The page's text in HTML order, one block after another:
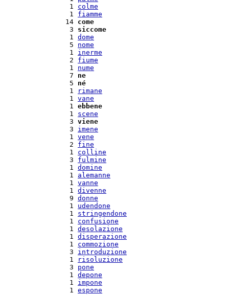
  1
colme
  1
fiamme
14 come
  3
siccome
  1
dome
  5
nome
  1
inerme
  2
fiume
  1
nume
  7
ne
  5
né
  1
rimane
  1
vane
  1
ebbene
  1
scene
  3
viene
  3
imene
  1
vene
  2
fine
  1
colline
  3
fulmine
  1
domine
  1
alemanne
  1
vanne
  1
divenne
  9
donne
  1
udendone
  1
stringendone
  1
confusione
  1
desolazione
  1
disperazione
  1
commozione
  3
introduzione
  1
risoluzione
  3
pone
  1
depone
  1
impone
  1
espone